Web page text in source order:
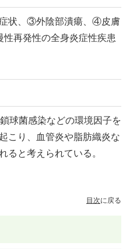
状、③外陰部潰瘍、④皮膚
再発性の全身炎症性疾患
球菌感染などの環境因子を
こり、血管炎や脂肪織炎な
ると考えられている。
目次に戻る